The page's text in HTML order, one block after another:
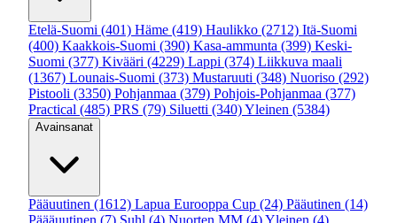
Etelä-Suomi (401) Häme (419) Haulikko (2712) Itä-Suomi
(400) Kaakkois-Suomi (390) Kasa-ammunta (399) Keski-
Suomi (377) Kivääri (4229) Lappi (374) Liikkuva maali
(1367) Lounais-Suomi (373) Mustaruuti (348) Nuoriso (292)
Pistooli (3350) Pohjanmaa (379) Pohjois-Pohjanmaa (377)
Practical (485) PRS (79) Siluetti (340)Yleinen (5384)
Avainsanat
Pääuutinen (1612) Lapua Eurooppa Cup (24) Pääutinen (14)
Päääuutinen (7) Suhl (4) Nuorten MM (4)Yleinen (4)